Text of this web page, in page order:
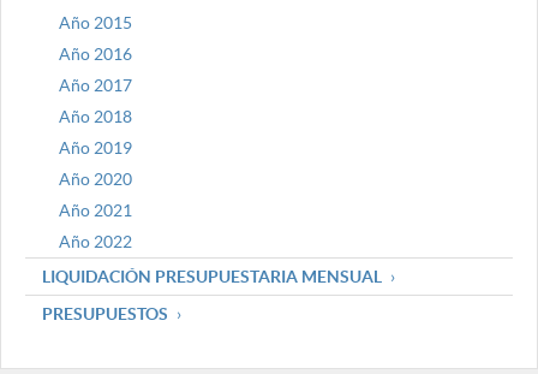
Año 2015
Año 2016
Año 2017
Año 2018
Año 2019
Año 2020
Año 2021
Año 2022
LIQUIDACIÓN PRESUPUESTARIA MENSUAL
PRESUPUESTOS